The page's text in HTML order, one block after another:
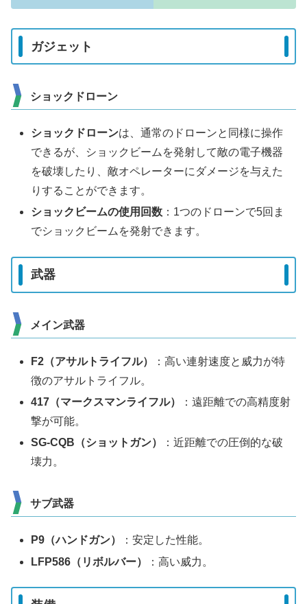
ガジェット
ショックドローン
ショックドローンは、通常のドローンと同様に操作
できるが、ショックビームを発射して敵の電子機器
を破壊したり、敵オペレーターにダメージを与えた
りすることができます。
ショックビームの使用回数 ：1つのドローンで5回ま
でショックビームを発射できます。
武器
メイン武器
F2（アサルトライフル）
：高い連射速度と威力が特
徴のアサルトライフル。
417（マークスマンライフル）
：遠距離での高精度射
撃が可能。
SG-CQB（ショットガン）
：近距離での圧倒的な破
壊力。
サブ武器
P9（ハンドガン）
：安定した性能。
LFP586（リボルバー）
：高い威力。